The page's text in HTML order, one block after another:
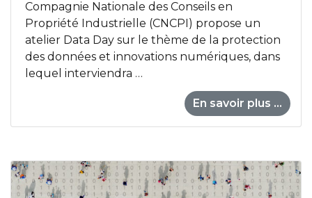
Compagnie Nationale des Conseils en
Propriété Industrielle (CNCPI) propose un
atelier Data Day sur le thème de la protection
des données et innovations numériques, dans
lequel interviendra …
En savoir plus ...